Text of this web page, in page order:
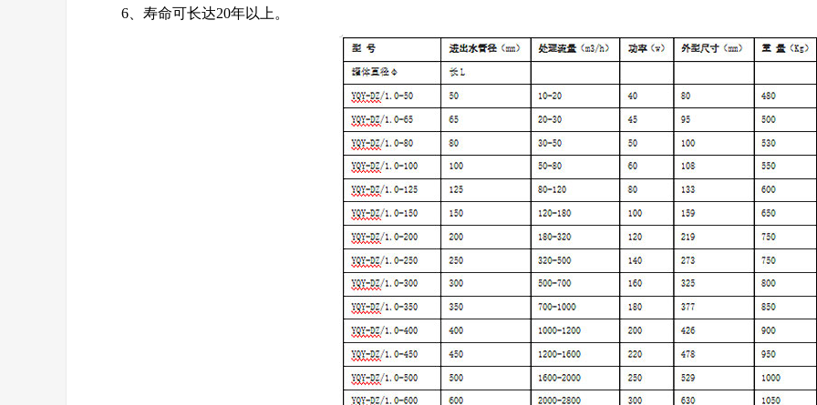
6、寿命可长达20年以上。